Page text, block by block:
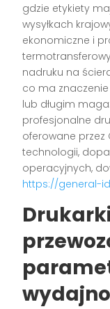
gdzie etykiety
wysyłkach
ekonomiczne i
nadruku na
co ma
lub długim
profesjonalne
oferowane
technologii,
operacyjnych,
https://general-